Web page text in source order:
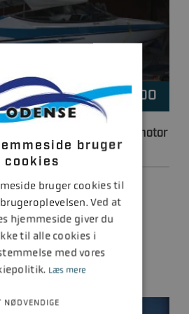
Kr.49.800
Volvo Penta indenbords motor
Penta
bruger
cookies
bruger cookies til
Ved at
hjemmeside giver du
til alle cookies i
med vores
Læs mere
NØDVENDIGE